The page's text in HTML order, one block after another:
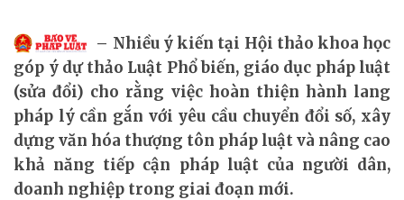
Nhiều ý kiến tại Hội thảo khoa học
góp ý dự thảo Luật Phổ biến, giáo dục pháp luật
(sửa đổi) cho rằng việc hoàn thiện hành lang
pháp lý cần gắn với yêu cầu chuyển đổi số, xây
dựng văn hóa thượng tôn pháp luật và nâng cao
khả năng tiếp cận pháp luật của người dân,
doanh nghiệp trong giai đoạn mới.